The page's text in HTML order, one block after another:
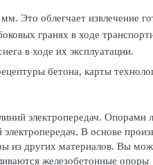
Это облегчает извлечение
гранях в ходе
в ходе их эксплуатации.
бетона, карты
электропередач. Опорами
В основе
из других материалов. Вы
железобетонные опоры